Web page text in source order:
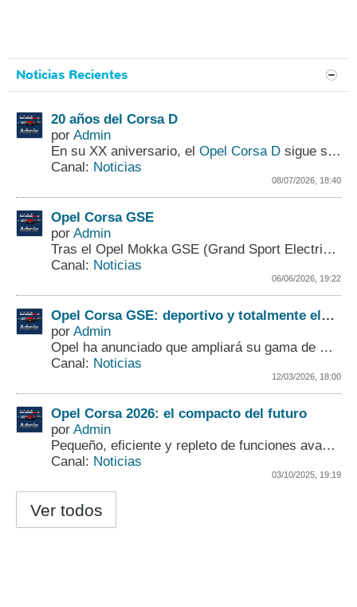
Noticias Recientes
20 años del Corsa D
por Admin
En su XX aniversario, el Opel Corsa D sigue siendo una de las generaciones más importantes de la historia del popular utilitario alemán....
Canal: Noticias
08/07/2026, 18:40
Opel Corsa GSE
por Admin
Tras el Opel Mokka GSE (Grand Sport Electric), ahora llega el Corsa GSE, la nueva versión deportiva que se presentará en octubre, en el Salón del Automóvil de París ...
Canal: Noticias
06/06/2026, 19:22
Opel Corsa GSE: deportivo y totalmente eléctrico
por Admin
Opel ha anunciado que ampliará su gama de modelos GSE totalmente eléctricos con la llegada del Opel Corsa GSE. ...
Canal: Noticias
12/03/2026, 18:00
Opel Corsa 2026: el compacto del futuro
por Admin
Pequeño, eficiente y repleto de funciones avanzadas, el Opel Corsa 2026 llega para revolucionar el segmento de los autos compactos con un diseño renovado, moderna tecnología y mayor eficiencia de combustible. ...
Canal: Noticias
03/10/2025, 19:19
Ver todos